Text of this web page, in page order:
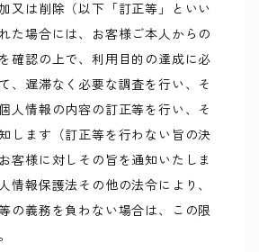
又は削除（以下「訂正等」といい
た場合には、お客様ご本人からの
確認の上で、利用目的の達成に必
、遅滞なく必要な調査を行い、そ
人情報の内容の訂正等を行い、そ
します（訂正等を行わない旨の決
客様に対しその旨を通知いたしま
情報保護法その他の法令により、
の義務を負わない場合は、この限